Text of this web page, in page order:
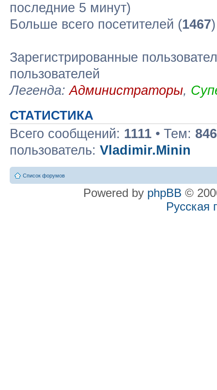
последние 5 минут)
Больше всего посетителей (1467
Зарегистрированные
пользователей
Легенда:Администраторы,
СТАТИСТИКА
Всего сообщений: 1111 • Тем: 846
пользователь: Vladimir.Minin
Список форумов
Powered by phpBB ©
Русская